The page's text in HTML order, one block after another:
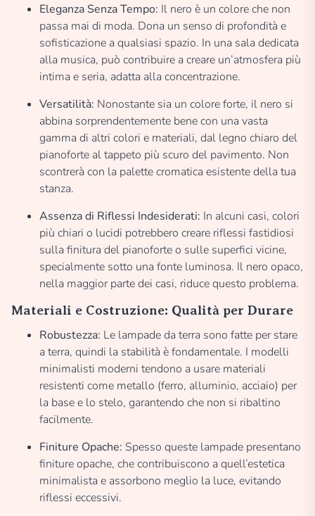
Eleganza Senza Tempo: Il nero è un colore che non
passa mai di moda. Dona un senso di profondità e
sofisticazione a qualsiasi spazio. In una sala dedicata
alla musica, può contribuire a creare un’atmosfera più
intima e seria, adatta alla concentrazione.
Versatilità: Nonostante sia un colore forte, il nero si
abbina sorprendentemente bene con una vasta
gamma di altri colori e materiali, dal legno chiaro del
pianoforte al tappeto più scuro del pavimento. Non
scontrerà con la palette cromatica esistente della tua
stanza.
Assenza di Riflessi Indesiderati: In alcuni casi, colori
più chiari o lucidi potrebbero creare riflessi fastidiosi
sulla finitura del pianoforte o sulle superfici vicine,
specialmente sotto una fonte luminosa. Il nero opaco,
nella maggior parte dei casi, riduce questo problema.
Materiali e Costruzione: Qualità per Durare
Robustezza: Le lampade da terra sono fatte per stare
a terra, quindi la stabilità è fondamentale. I modelli
minimalisti moderni tendono a usare materiali
resistenti come metallo (ferro, alluminio, acciaio) per
la base e lo stelo, garantendo che non si ribaltino
facilmente.
Finiture Opache: Spesso queste lampade presentano
finiture opache, che contribuiscono a quell’estetica
minimalista e assorbono meglio la luce, evitando
riflessi eccessivi.